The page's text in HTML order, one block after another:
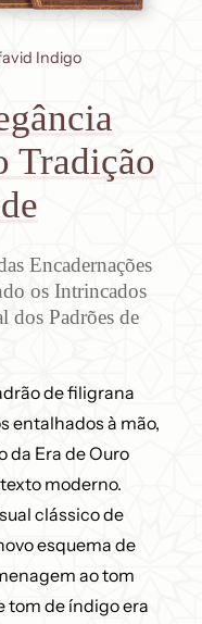
Indigo
Tradição
Encadernações
os Intrincados
dos Padrões de
de filigrana
entalhados à mão,
da Era de Ouro
moderno.
clássico de
esquema de
ao tom
tom de índigo era